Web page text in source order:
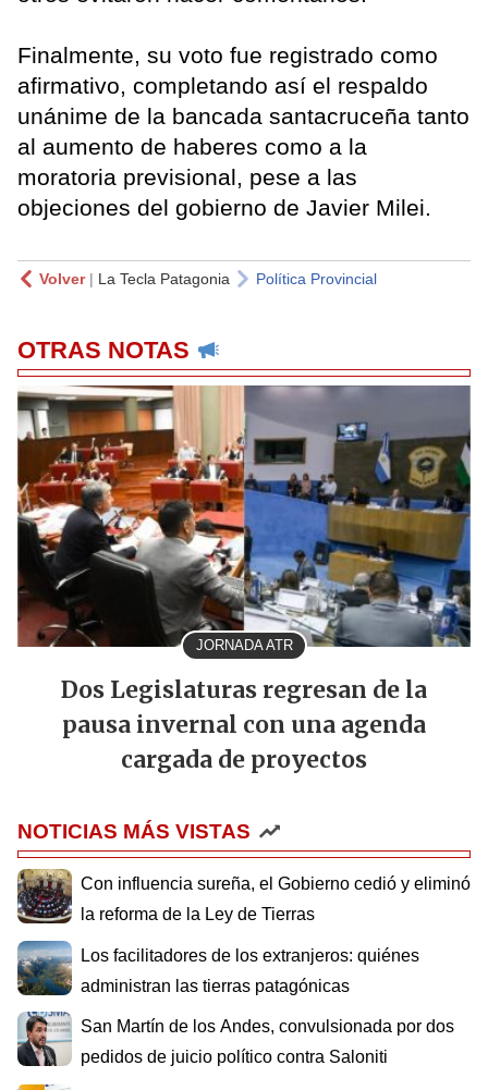
Finalmente, su voto fue registrado como
afirmativo, completando así el respaldo
unánime de la bancada santacruceña tanto
al aumento de haberes como a la
moratoria previsional, pese a las
objeciones del gobierno de Javier Milei.
Volver| La Tecla Patagonia Política Provincial
OTRAS NOTAS
JORNADA ATR
Dos Legislaturas regresan de la
pausa invernal con una agenda
cargada de proyectos
NOTICIAS MÁS VISTAS
Con influencia sureña, el Gobierno cedió y eliminó
la reforma de la Ley de Tierras
Los facilitadores de los extranjeros: quiénes
administran las tierras patagónicas
San Martín de los Andes, convulsionada por dos
pedidos de juicio político contra Saloniti